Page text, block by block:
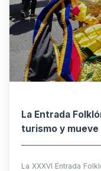
La Entrada
turismo y mueve
La XXXVI Entrada